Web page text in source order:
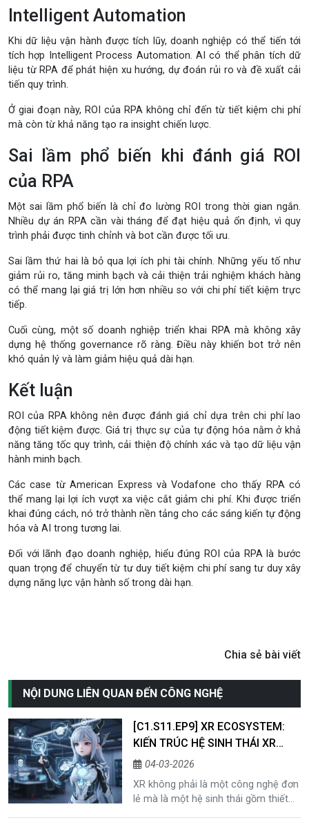
Intelligent Automation
Khi dữ liệu vận hành được tích lũy, doanh nghiệp có thể tiến tới
tích hợp
Intelligent Process Automation. AI có thể phân tích dữ
liệu từ RPA để phát hiện xu hướng, dự đoán rủi ro và đề xuất cải
tiến quy trình.
Ở giai đoạn này, ROI của RPA không chỉ đến từ tiết kiệm chi phí
mà còn từ khả năng tạo ra insight chiến lược.
Sai lầm phổ biến khi đánh giá ROI
của RPA
Một sai lầm phổ biến là chỉ đo lường ROI trong thời gian ngắn.
Nhiều dự án RPA cần vài tháng để đạt hiệu quả ổn định, vì quy
trình phải được tinh chỉnh và bot cần được tối ưu.
Sai lầm thứ hai là bỏ qua lợi ích phi tài chính. Những yếu tố như
giảm rủi ro, tăng minh bạch và cải thiện trải nghiệm khách hàng
có thể mang lại giá trị lớn hơn nhiều so với chi phí tiết kiệm trực
tiếp.
Cuối cùng, một số doanh nghiệp triển khai RPA mà không xây
dựng hệ thống governance rõ ràng. Điều này khiến bot trở nên
khó quản lý và làm giảm hiệu quả dài hạn.
Kết luận
ROI của RPA không nên được đánh giá chỉ dựa trên chi phí lao
động tiết kiệm được. Giá trị thực sự của tự động hóa nằm ở khả
năng tăng tốc quy trình, cải thiện độ chính xác và tạo dữ liệu vận
hành minh bạch.
Các case từ American Express và Vodafone cho thấy RPA có
thể mang lại lợi ích vượt xa việc cắt giảm chi phí. Khi được triển
khai đúng cách, nó trở thành nền tảng cho các sáng kiến tự động
hóa và AI trong tương lai.
Đối với lãnh đạo doanh nghiệp, hiểu đúng ROI của RPA là bước
quan trọng để chuyển từ tư duy tiết kiệm chi phí sang tư duy xây
dựng năng lực vận hành số trong dài hạn.
Chia sẻ bài viết
NỘI DUNG LIÊN QUAN ĐẾN CÔNG NGHỆ
[C1.S11.EP9] XR ECOSYSTEM:
KIẾN TRÚC HỆ SINH THÁI XR
TRONG DOANH NGHIỆP
04-03-2026
XR không phải là một công nghệ đơn
lẻ mà là một hệ sinh thái gồm thiết